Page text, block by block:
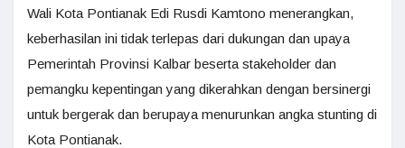
Wali Kota Pontianak Edi Rusdi Kamtono menerangkan,
keberhasilan ini tidak terlepas dari dukungan dan upaya
Pemerintah Provinsi Kalbar beserta stakeholder dan
pemangku kepentingan yang dikerahkan dengan bersinergi
untuk bergerak dan berupaya menurunkan angka stunting di
Kota Pontianak.